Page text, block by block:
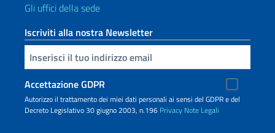
Gli uffici della sede
Iscriviti alla nostra Newsletter
Inserisci la tua email
Accettazione GDPR
Autorizzo il trattamento dei miei dati personali ai sensi del GDPR e del
Decreto Legislativo 30 giugno 2003, n.196 Privacy Note Legali